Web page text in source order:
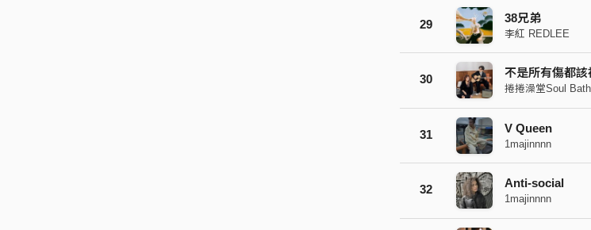
29 38兄弟
李紅 REDLEE
30 不是所有傷都該
捲捲澡堂Soul Bath
31 V Queen
1majinnnn
32 Anti-social
1majinnnn